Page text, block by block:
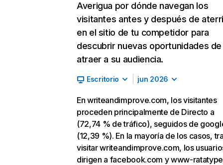
Averigua por dónde navegan los
visitantes antes y después de
en el sitio de tu competidor para
descubrir nuevas oportunidades de
atraer a su audiencia.
Escritorio jun 2026
En writeandimprove.com, los visitantes
proceden principalmente de Directo a
(72,74 % de tráfico), seguidos de
(12,39 %). En la mayoría de los casos,
visitar writeandimprove.com, los
dirigen a facebook.com y www-